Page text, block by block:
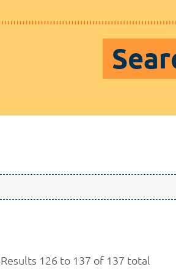
Results 126 to 137 of 137 total